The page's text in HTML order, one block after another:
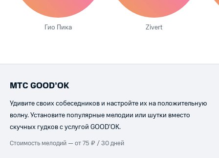
Гио Пика Zivert
МТС GOOD’OK
Удивите своих собеседников и настройте их на положительную
волну. Установите популярные мелодии или шутки вместо
скучных гудков с услугой GOOD’OK.
Стоимость мелодий — от 75 ₽ / 30 дней